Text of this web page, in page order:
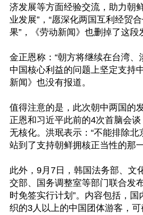
济发展等方面经验交流，助力朝
业发展”，“愿深化两国互利经贸
果”，《劳动新闻》也删掉了这段
金正恩称：“朝方将继续在台湾、
中国核心利益的问题上坚定支持
新闻》也没有报道。
值得注意的是，此次朝中两国的
正恩和习近平此前的4次首脑会
无核化。洪珉表示：“不能排除北
站到了支持朝鲜拥核正当性的那
此外，9月7日，韩国法务部、文
交部、国务调整室等部门联合发
时免签实行计划”。内容包括，国
织的3人以上的中国团体游客，